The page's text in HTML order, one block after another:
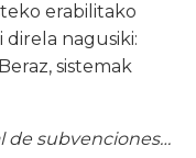
erabilitako
nagusiki:
sistemak
de subvenciones…